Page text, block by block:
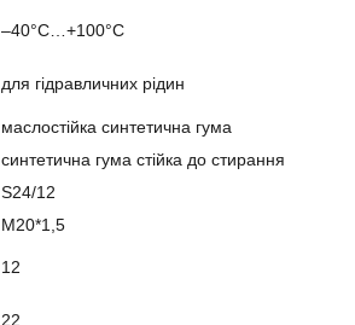
–40°C…+100°C
для гідравличних рідин
маслостійка синтетична гума
синтетична гума стійка до стирання
S24/12
M20*1,5
12
22